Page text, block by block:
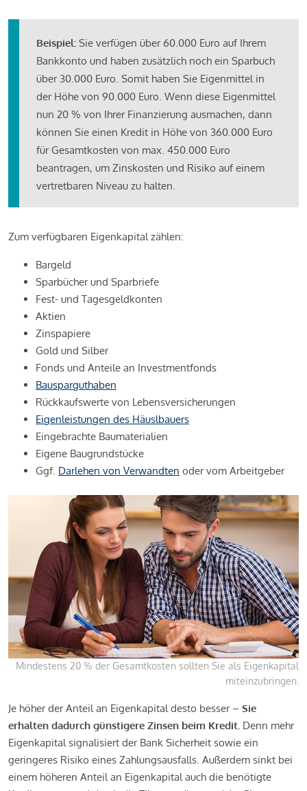
Beispiel: Sie verfügen über 60.000 Euro auf Ihrem
Bankkonto und haben zusätzlich noch ein Sparbuch
über 30.000 Euro. Somit haben Sie Eigenmittel in
der Höhe von 90.000 Euro. Wenn diese Eigenmittel
nun 20 % von Ihrer Finanzierung ausmachen, dann
können Sie einen Kredit in Höhe von 360.000 Euro
für Gesamtkosten von max. 450.000 Euro
beantragen, um Zinskosten und Risiko auf einem
vertretbaren Niveau zu halten.
Zum verfügbaren Eigenkapital zählen:
Bargeld
Sparbücher und Sparbriefe
Fest- und Tagesgeldkonten
Aktien
Zinspapiere
Gold und Silber
Fonds und Anteile an Investmentfonds
Bausparguthaben
Rückkaufswerte von Lebensversicherungen
Eigenleistungen des Häuslbauers
Eingebrachte Baumaterialien
Eigene Baugrundstücke
Ggf. Darlehen von Verwandten oder vom Arbeitgeber
Mindestens 20 % der Gesamtkosten sollten Sie als Eigenkapital
miteinzubringen.
Je höher der Anteil an Eigenkapital desto besser – Sie
erhalten dadurch günstigere Zinsen beim Kredit. Denn mehr
Eigenkapital signalisiert der Bank Sicherheit sowie ein
geringeres Risiko eines Zahlungsausfalls. Außerdem sinkt bei
einem höheren Anteil an Eigenkapital auch die benötigte